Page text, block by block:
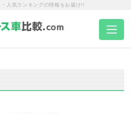
人気ランキングの情報をお届け!!